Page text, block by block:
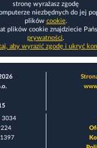
stronę wyrażasz zgodę
niezbędnych do jej
plików cookie.
plików cookie znajdziecie
prywatności.
aby wyrazić zgodę i ukryć
3034